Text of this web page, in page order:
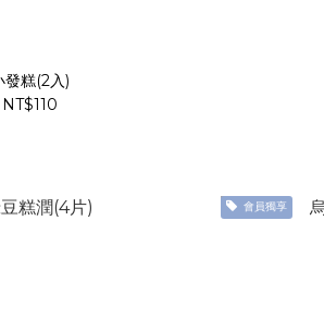
發糕(2入)
NT$110
會員獨享